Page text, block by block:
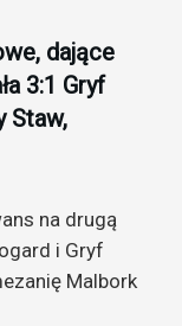
dające
3:1 Gryf
Staw,
na drugą
i Gryf
Malbork